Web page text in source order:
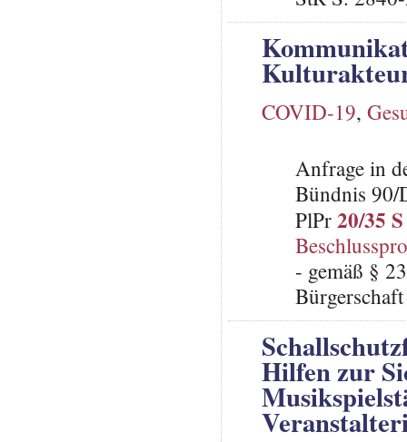
COVID-19,
Anfrage in
Bündnis 90/
PlPr20/35 S
- gemäß §
Hilfen zur